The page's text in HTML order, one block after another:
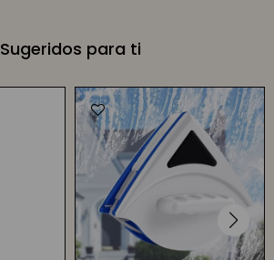
Sugeridos para ti